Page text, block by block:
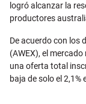
logró alcanzar la
productores
De acuerdo con los
(AWEX), el
una oferta total
baja de solo el